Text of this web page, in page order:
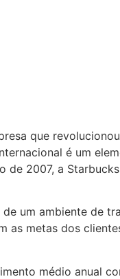
que
é um
2007, a
um ambiente de
as metas dos
médio anual